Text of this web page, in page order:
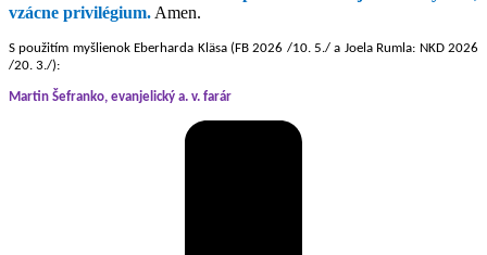
vzácne privilégium. Amen.
S použitím myšlienok Eberharda Kläsa (FB 2026 /10. 5./ a Joela Rumla: NKD 2026
/20. 3./):
Martin Šefranko, evanjelický a. v. farár